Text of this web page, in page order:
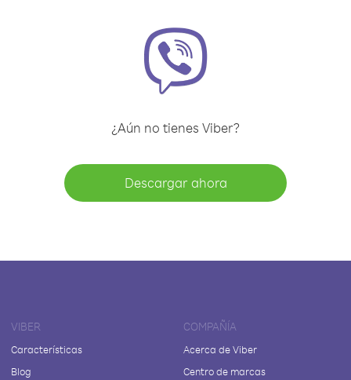
¿Aún no tienes Viber?
Descargar ahora
VIBER
Características
Blog
COMPAÑÍA
Acerca de Viber
Centro de marcas